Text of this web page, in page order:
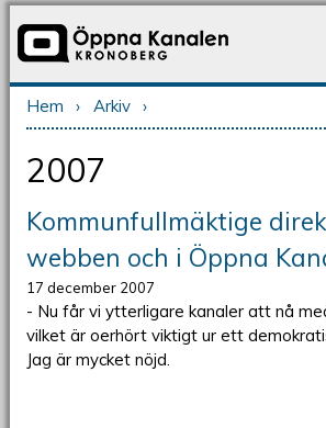
Du är här
Hem › Arkiv ›
2007
Kommunfullmäktige
webben och i Öppna
17 december 2007
- Nu får vi ytterligare kanaler att nå
vilket är oerhört viktigt ur ett
Jag är mycket nöjd.